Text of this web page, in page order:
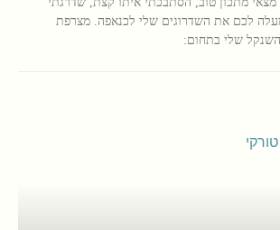
לכם את השדרוגים שלי לכנאפה. מצרפת
שלי בתחום: